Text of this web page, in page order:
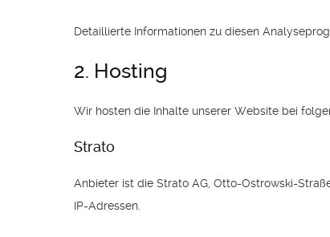
Detaillierte Informationen zu diesen
2. Hosting
Wir hosten die Inhalte unserer Website bei
Strato
Anbieter ist die Strato AG, Otto-Ostrowski-
IP-Adressen.